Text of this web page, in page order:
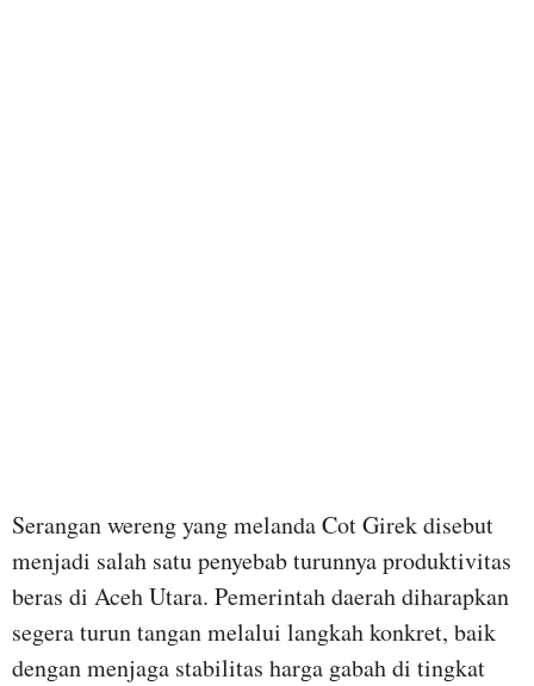
Serangan wereng yang melanda Cot Girek disebut
menjadi salah satu penyebab turunnya produktivitas
beras di Aceh Utara. Pemerintah daerah diharapkan
segera turun tangan melalui langkah konkret, baik
dengan menjaga stabilitas harga gabah di tingkat